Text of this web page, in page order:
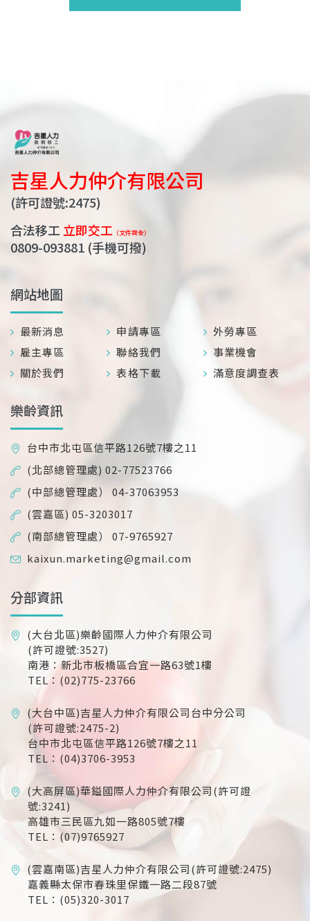
吉星人力仲介有限公司
(許可證號:2475)
合法移工立即交工 （文件齊全）
0809-093881 (手機可撥)
網站地圖
最新消息 申請專區
外勞專區
雇主專區
聯絡我們
事業機會
關於我們
表格下載 滿意度調查表
樂齡資訊
台中市北屯區信平路126號7樓之11
(北部總管理處) 02-77523766
(中部總管理處） 04-37063953
(雲嘉區) 05-3203017
(南部總管理處） 07-9765927
kaixun.marketing@gmail.com
分部資訊
(大台北區)樂齡國際人力仲介有限公司
(許可證號:3527)
南港：新北市板橋區合宜一路63號1樓
TEL：(02)775-23766
(大台中區)吉星人力仲介有限公司台中分公司
(許可證號:2475-2)
台中市北屯區信平路126號7樓之11
TEL：(04)3706-3953
(大高屏區)華鎰國際人力仲介有限公司(許可證
號:3241)
高雄市三民區九如一路805號7樓
TEL：(07)9765927
(雲嘉南區)吉星人力仲介有限公司(許可證號:2475)
嘉義縣太保市春珠里保鐵一路二段87號
TEL：(05)320-3017